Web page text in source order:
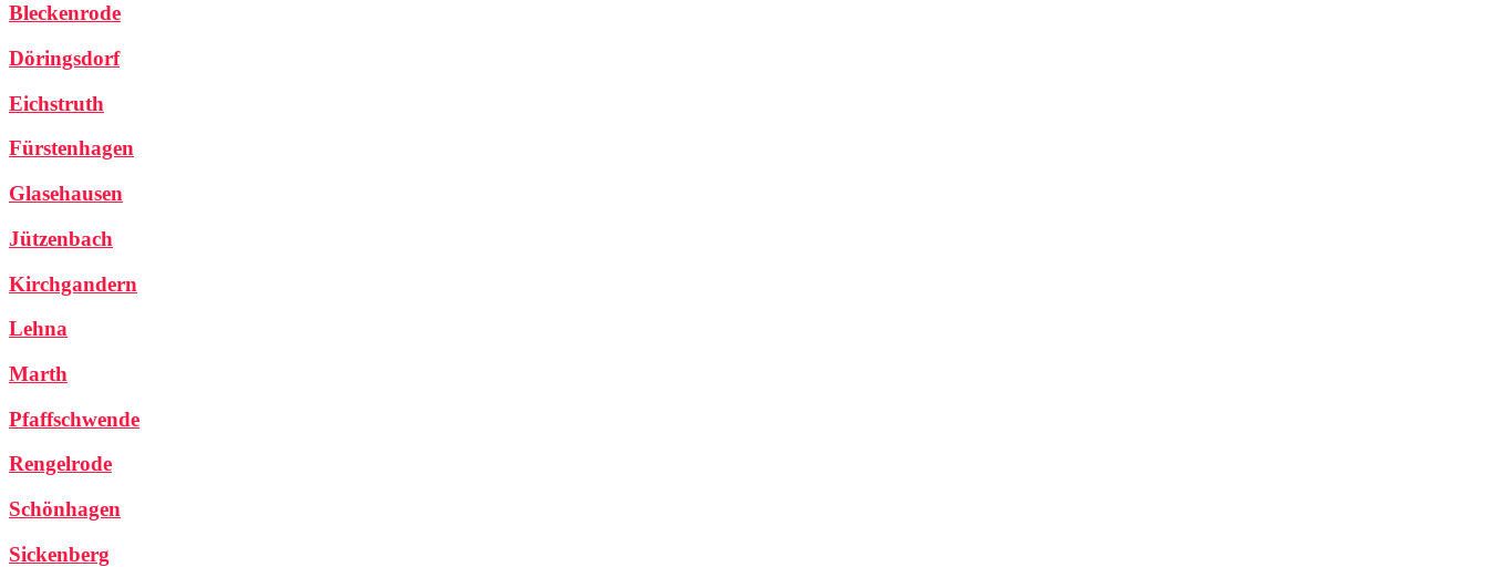
Bleckenrode
Döringsdorf
Eichstruth
Fürstenhagen
Glasehausen
Jützenbach
Kirchgandern
Lehna
Marth
Pfaffschwende
Rengelrode
Schönhagen
Sickenberg